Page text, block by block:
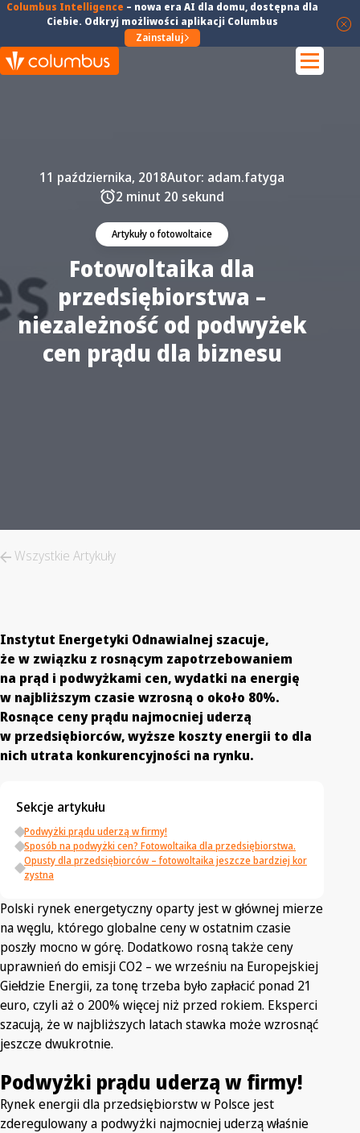
Columbus Intelligence – nowa era AI dla domu, dostępna dla
Ciebie. Odkryj możliwości aplikacji Columbus
Zainstaluj
Artykuły o fotowoltaice
11 października, 2018Autor: adam.fatyga
2 minut 20 sekund
Fotowoltaika dla
przedsiębiorstwa –
niezależność od podwyżek
cen prądu dla biznesu
Wszystkie Artykuły
Instytut Energetyki Odnawialnej szacuje,
że w związku z rosnącym zapotrzebowaniem
na prąd i podwyżkami cen, wydatki na energię
w najbliższym czasie wzrosną o około 80%.
Rosnące ceny prądu najmocniej uderzą
w przedsiębiorców, wyższe koszty energii to dla
nich utrata konkurencyjności na rynku.
Sekcje artykułu
Podwyżki prądu uderzą w firmy!
Sposób na podwyżki cen? Fotowoltaika dla przedsiębiorstwa.
Opusty dla przedsiębiorców – fotowoltaika jeszcze bardziej kor
zystna
Polski rynek energetyczny oparty jest w głównej mierze
na węglu, którego globalne ceny w ostatnim czasie
poszły mocno w górę. Dodatkowo rosną także ceny
uprawnień do emisji CO2 – we wrześniu na Europejskiej
Giełdzie Energii, za tonę trzeba było zapłacić ponad 21
euro, czyli aż o 200% więcej niż przed rokiem. Eksperci
szacują, że w najbliższych latach stawka może wzrosnąć
jeszcze dwukrotnie.
Podwyżki prądu uderzą w firmy!
Rynek energii dla przedsiębiorstw w Polsce jest
zderegulowany a podwyżki najmocniej uderzą właśnie